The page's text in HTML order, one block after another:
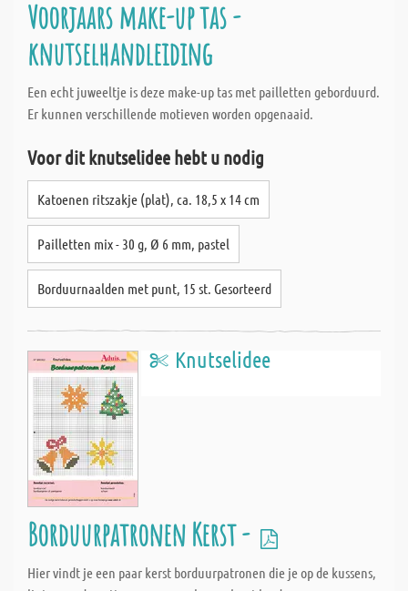
Voorjaars make-up tas -
knutselhandleiding
Een echt juweeltje is deze make-up tas met pailletten geborduurd.
Er kunnen verschillende motieven worden opgenaaid.
Voor dit knutselidee hebt u nodig
Katoenen ritszakje (plat), ca. 18,5 x 14 cm
Pailletten mix - 30 g, Ø 6 mm, pastel
Borduurnaalden met punt, 15 st. Gesorteerd
Knutselidee
Borduurpatronen Kerst -
Hier vindt je een paar kerst borduurpatronen die je op de kussens,